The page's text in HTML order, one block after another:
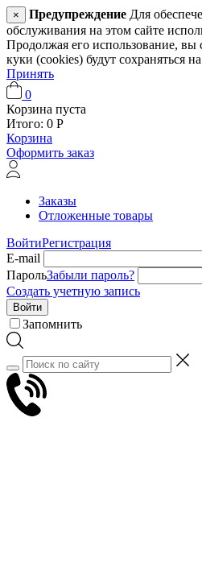
× Предупреждение Для
обслуживания на этом сайте
Продолжая его использование, вы
куки (cookies) будут сохраняться
Принять
0
Корзина пуста
Итого: 0 Р
Корзина
Оформить заказ
Заказы
Отложенные товары
ВойтиРегистрация
E-mail
ПарольЗабыли пароль?
Создать учетную запись
Войти
Запомнить